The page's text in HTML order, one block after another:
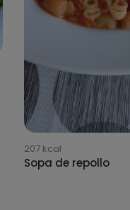
207kcal
Sopa de repollo